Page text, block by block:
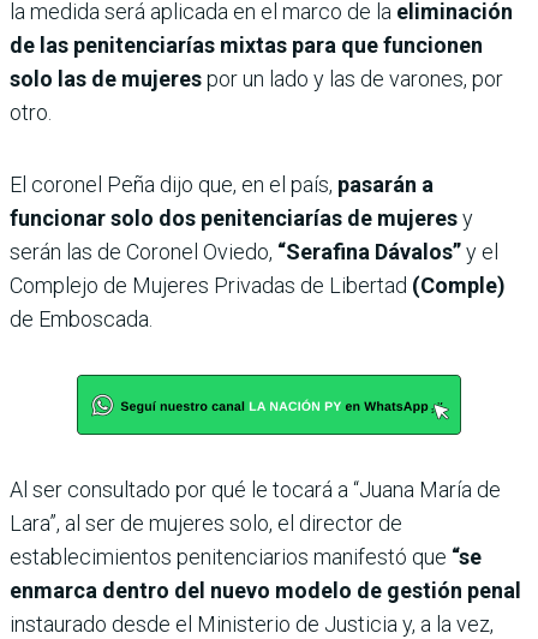
la medida será aplicada en el marco de la eliminación
de las penitenciarías mixtas para que funcionen
solo las de mujerespor un lado y las de varones, por
otro.
El coronel Peña dijo que, en el país, pasarán a
funcionar solo dos penitenciarías de mujeresy
serán las de Coronel Oviedo, “Serafina Dávalos”y el
Complejo de Mujeres Privadas de Libertad (Comple)
de Emboscada.
Al ser consultado por qué le tocará a “Juana María de
Lara”, al ser de mujeres solo, el director de
establecimientos penitenciarios manifestó que “se
enmarca dentro del nuevo modelo de gestión penal
instaurado desde el Ministerio de Justicia y, a la vez,